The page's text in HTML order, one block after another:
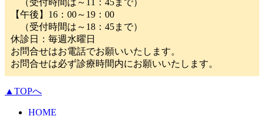
（受付時間は～11：45まで）
【午後】16：00～19：00
（受付時間は～18：45まで）
休診日：毎週水曜日
お問合せはお電話でお願いいたします。
お問合せは必ず診療時間内にお願いいたします。
▲TOPへ
HOME